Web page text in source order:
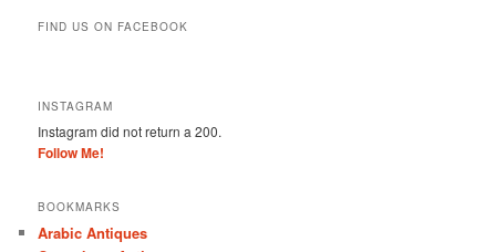
FIND US ON FACEBOOK
INSTAGRAM
Instagram did not return a 200.
Follow Me!
BOOKMARKS
Arabic Antiques